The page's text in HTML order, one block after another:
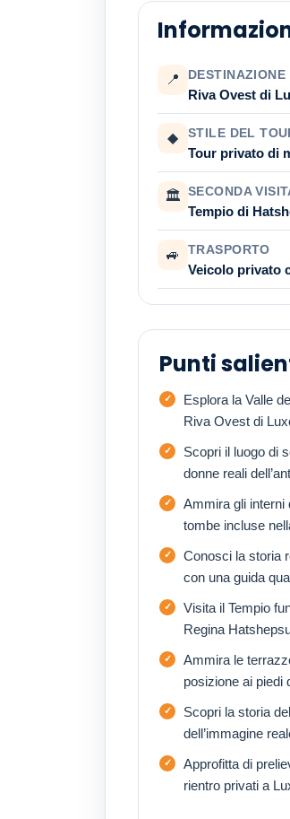
📍 DESTINAZIONE
Riva Ovest di
◆ STILE DEL
Tour privato di
🏛 SECONDA
Tempio di
🚙 TRASPORTO
Veicolo privato
Punti
Esplora la Valle
Riva Ovest di
Scopri il luogo di
donne reali
Ammira gli interni
tombe incluse
Conosci la storia
con una guida
Visita il Tempio
Regina
Ammira le
posizione ai piedi
Scopri la storia
dell’immagine
Approfitta di
rientro privati a